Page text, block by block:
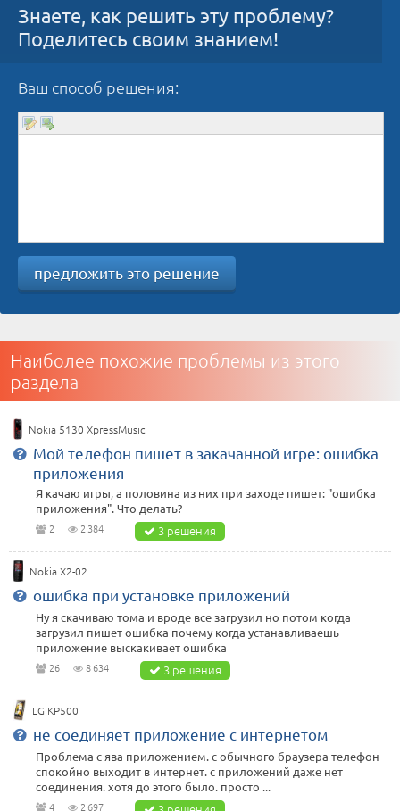
Знаете, как решить эту проблему?
Поделитесь своим знанием!
Ваш способ решения:
предложить это решение
Наиболее похожие проблемы из этого
раздела
Nokia 5130 XpressMusic
Мой телефон пишет в закачанной игре: ошибка
приложения
Я качаю игры, а половина из них при заходе пишет: "ошибка
приложения". Что делать?
2 2 384 3 решения
Nokia X2-02
ошибка при установке приложений
Ну я скачиваю тома и вроде все загрузил но потом когда
загрузил пишет ошибка почему когда устанавливаешь
приложение выскакивает ошибка
26 8 634 3 решения
LG KP500
не соединяет приложение с интернетом
Проблема с ява приложением. с обычного браузера телефон
спокойно выходит в интернет. с приложений даже нет
соединения. хотя до этого было. просто ...
4 2 697